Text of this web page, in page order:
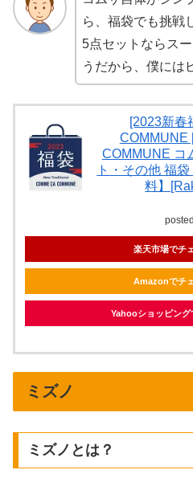
ら、福袋でも挑戦
5点セットならス
うだから、僕には
[2023新春
COMMUNE
COMMUNE コ
ト・その他 福
料】
楽天市場でチ
Amazonでチ
Yahooショッピング
ミズノ
ミズノとは？